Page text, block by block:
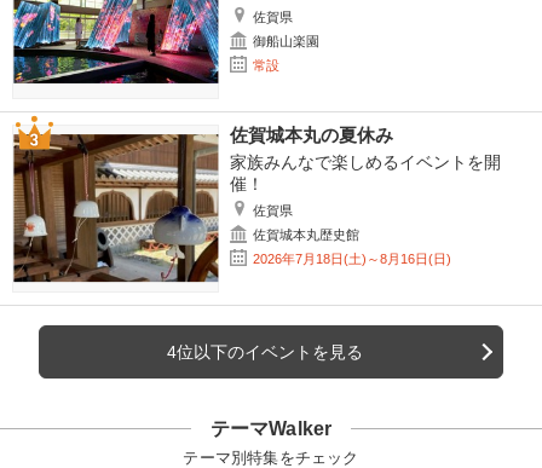
佐賀県
御船山楽園
常設
佐賀城本丸の夏休み
家族みんなで楽しめるイベントを開
催！
佐賀県
佐賀城本丸歴史館
2026年7月18日(土)～8月16日(日)
4位以下のイベントを見る
テーマWalker
テーマ別特集をチェック